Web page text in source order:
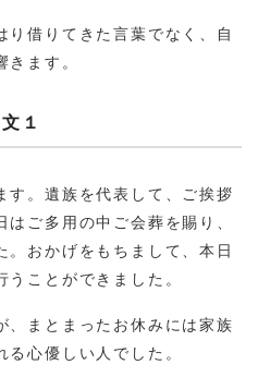
借りてきた言葉でなく、自
ます。
１
す。遺族を代表して、ご挨拶
ご多用の中ご会葬を賜り、
おかげをもちまして、本日
ことができました。
、まとまったお休みには家族
心優しい人でした。